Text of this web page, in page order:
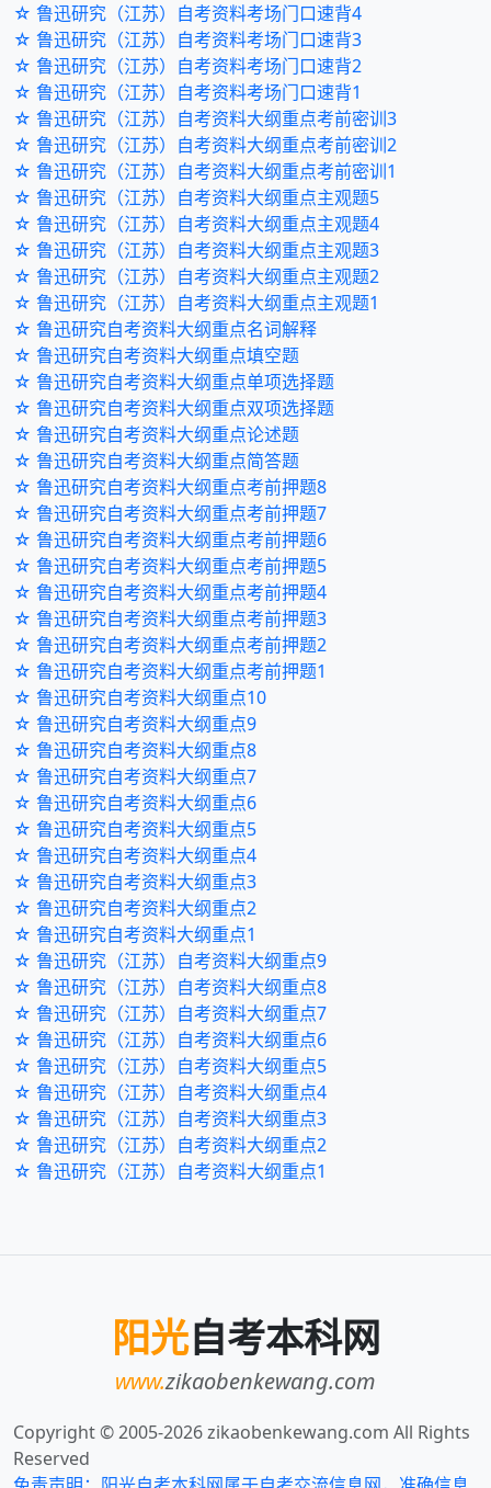
☆ 鲁迅研究（江苏）自考资料考场门口速背4
☆ 鲁迅研究（江苏）自考资料考场门口速背3
☆ 鲁迅研究（江苏）自考资料考场门口速背2
☆ 鲁迅研究（江苏）自考资料考场门口速背1
☆ 鲁迅研究（江苏）自考资料大纲重点考前密训3
☆ 鲁迅研究（江苏）自考资料大纲重点考前密训2
☆ 鲁迅研究（江苏）自考资料大纲重点考前密训1
☆ 鲁迅研究（江苏）自考资料大纲重点主观题5
☆ 鲁迅研究（江苏）自考资料大纲重点主观题4
☆ 鲁迅研究（江苏）自考资料大纲重点主观题3
☆ 鲁迅研究（江苏）自考资料大纲重点主观题2
☆ 鲁迅研究（江苏）自考资料大纲重点主观题1
☆ 鲁迅研究自考资料大纲重点名词解释
☆ 鲁迅研究自考资料大纲重点填空题
☆ 鲁迅研究自考资料大纲重点单项选择题
☆ 鲁迅研究自考资料大纲重点双项选择题
☆ 鲁迅研究自考资料大纲重点论述题
☆ 鲁迅研究自考资料大纲重点简答题
☆ 鲁迅研究自考资料大纲重点考前押题8
☆ 鲁迅研究自考资料大纲重点考前押题7
☆ 鲁迅研究自考资料大纲重点考前押题6
☆ 鲁迅研究自考资料大纲重点考前押题5
☆ 鲁迅研究自考资料大纲重点考前押题4
☆ 鲁迅研究自考资料大纲重点考前押题3
☆ 鲁迅研究自考资料大纲重点考前押题2
☆ 鲁迅研究自考资料大纲重点考前押题1
☆ 鲁迅研究自考资料大纲重点10
☆ 鲁迅研究自考资料大纲重点9
☆ 鲁迅研究自考资料大纲重点8
☆ 鲁迅研究自考资料大纲重点7
☆ 鲁迅研究自考资料大纲重点6
☆ 鲁迅研究自考资料大纲重点5
☆ 鲁迅研究自考资料大纲重点4
☆ 鲁迅研究自考资料大纲重点3
☆ 鲁迅研究自考资料大纲重点2
☆ 鲁迅研究自考资料大纲重点1
☆ 鲁迅研究（江苏）自考资料大纲重点9
☆ 鲁迅研究（江苏）自考资料大纲重点8
☆ 鲁迅研究（江苏）自考资料大纲重点7
☆ 鲁迅研究（江苏）自考资料大纲重点6
☆ 鲁迅研究（江苏）自考资料大纲重点5
☆ 鲁迅研究（江苏）自考资料大纲重点4
☆ 鲁迅研究（江苏）自考资料大纲重点3
☆ 鲁迅研究（江苏）自考资料大纲重点2
☆ 鲁迅研究（江苏）自考资料大纲重点1
阳光自考本科网
www.zikaobenkewang.com
Copyright © 2005-2026zikaobenkewang.com All Rights
Reserved